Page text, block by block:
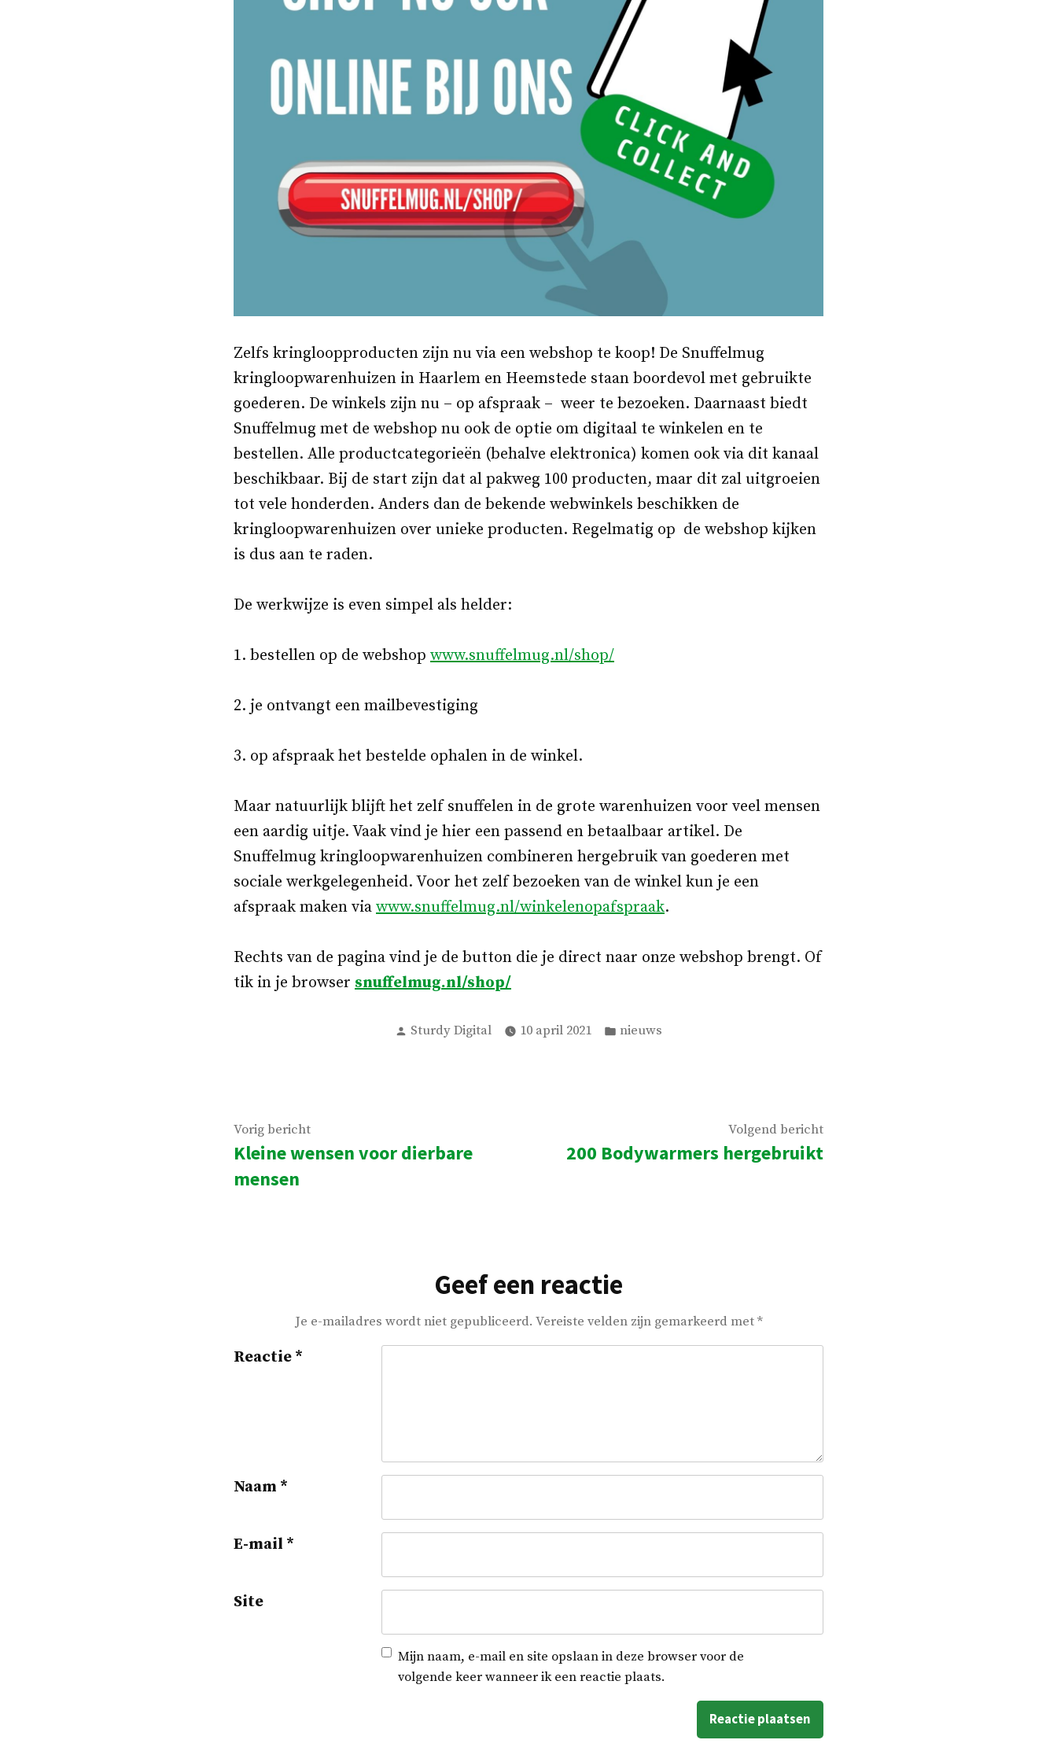
Zelfs kringloopproducten zijn nu via een webshop te koop! De Snuffelmug
kringloopwarenhuizen in Haarlem en Heemstede staan boordevol met gebruikte
goederen. De winkels zijn nu – op afspraak – weer te bezoeken. Daarnaast biedt
Snuffelmug met de webshop nu ook de optie om digitaal te winkelen en te
bestellen. Alle productcategorieën (behalve elektronica) komen ook via dit kanaal
beschikbaar. Bij de start zijn dat al pakweg 100 producten, maar dit zal uitgroeien
tot vele honderden. Anders dan de bekende webwinkels beschikken de
kringloopwarenhuizen over unieke producten. Regelmatig op de webshop kijken
is dus aan te raden.
De werkwijze is even simpel als helder:
1. bestellen op de webshop www.snuffelmug.nl/shop/
2. je ontvangt een mailbevestiging
3. op afspraak het bestelde ophalen in de winkel.
Maar natuurlijk blijft het zelf snuffelen in de grote warenhuizen voor veel mensen
een aardig uitje. Vaak vind je hier een passend en betaalbaar artikel. De
Snuffelmug kringloopwarenhuizen combineren hergebruik van goederen met
sociale werkgelegenheid. Voor het zelf bezoeken van de winkel kun je een
afspraak maken via www.snuffelmug.nl/winkelenopafspraak.
Rechts van de pagina vind je de button die je direct naar onze webshop brengt. Of
tik in je browser snuffelmug.nl/shop/
Geplaatst
Sturdy Digital 10 april 2021
Geplaatst
nieuws
Bericht
navigatie
Vorig berichtVorig
bericht:
Kleine wensen voor dierbare
mensen
Volgend berichtVolgend
bericht:
200 Bodywarmers hergebruikt
Geef een reactie
Je e-mailadres wordt niet gepubliceerd. Vereiste velden zijn gemarkeerd met*
Reactie *
Naam *
E-mail *
Site
Mijn naam, e-mail en site opslaan in deze browser voor de
volgende keer wanneer ik een reactie plaats.